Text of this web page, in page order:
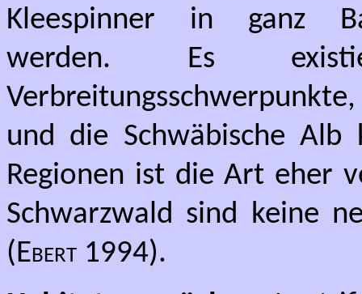
Kleespinner in ganz
werden. Es
und die Schwäbische Alb
Regionen ist die Art eher
Schwarzwald sind keine
(Ebert 1994).